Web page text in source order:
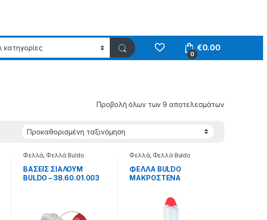
0
€0.00
Προβολή όλων των 9 αποτελεσμάτων
Φελλά, Φελλά Buldo
ΒΑΣΕΙΣ ΣΙΑΛΟΥΜ
BULDO – 38.60.01.003
Φελλά, Φελλά Buldo
ΦΕΛΛΑ BULDO
ΜΑΚΡΟΣΤΕΝΑ
70.60.10.004